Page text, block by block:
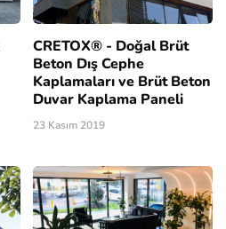
CRETOX® - Doğal Brüt
Beton Dış Cephe
Kaplamaları ve Brüt Beton
Duvar Kaplama Paneli
23 Kasım 2019